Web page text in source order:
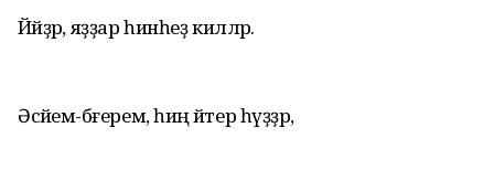
Йәйҙәр, яҙҙар һинһеҙ киләләр.
Әсәйем-бәғерем, һиңә әйтер һүҙҙәр,